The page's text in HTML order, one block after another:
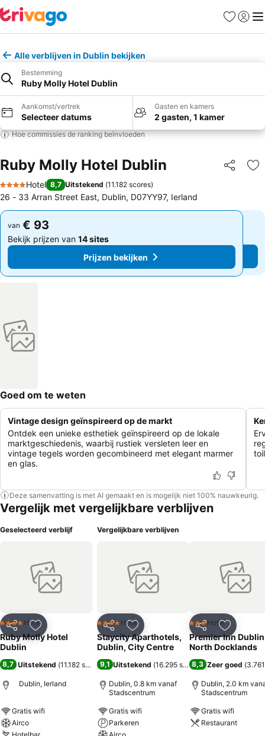
Favorieten
Alle verblijven in Dublin bekijken
Bestemming
Ruby Molly Hotel Dublin
Aankomst/vertrek
Selecteer datums
Gasten en kamers
2 gasten, 1 kamer
Hoe commissies de ranking beïnvloeden
Ruby Molly Hotel Dublin Delen
4 Sterren
Hotel 8,7 Uitstekend (11.182 scores)
26 - 33 Arran Street East, Dublin, D07YY97, Ierland
van € 93
Bekijk prijzen van 14 sites
Prijzen bekijken
van € 93
Bekijk prijzen van 14 sites
Prijzen bekijken
Goed om te weten
Vintage design geïnspireerd op de markt
Ontdek een unieke esthetiek geïnspireerd op de lokale
marktgeschiedenis, waarbij rustiek versleten leer en
vintage tegels worden gecombineerd met elegant marmer
en glas.
Deze samenvatting is met AI gemaakt en is mogelijk niet 100% nauwkeurig.
Vergelijk met vergelijkbare verblijven
Geselecteerd verblijf
Delen Toevoegen aan favorieten
4 SterrenHotel
Ruby Molly Hotel
Dublin
8,7 Uitstekend (11.182 scores)
Dublin, Ierland
Gratis wifi
Airco
Vergelijkbare verblijven
Delen Toevoegen aan favorieten
4 SterrenHotel
Staycity Aparthotels,
Dublin, City Centre
9,1 Uitstekend (16.295 scores)
Dublin, 0.8 km vanaf
Stadscentrum
Gratis wifi
Parkeren
Delen
3 Sterren
Hotel
Premier Inn
North Docklands
8,3 Zeer goed (
Dublin, 2.0 km
Stadscentrum
Gratis wifi
Restaurant